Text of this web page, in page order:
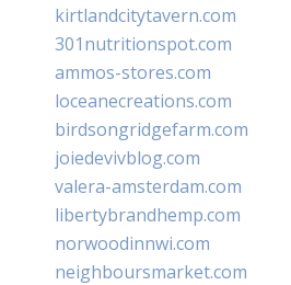
kirtlandcitytavern.com
301nutritionspot.com
ammos-stores.com
loceanecreations.com
birdsongridgefarm.com
joiedevivblog.com
valera-amsterdam.com
libertybrandhemp.com
norwoodinnwi.com
neighboursmarket.com